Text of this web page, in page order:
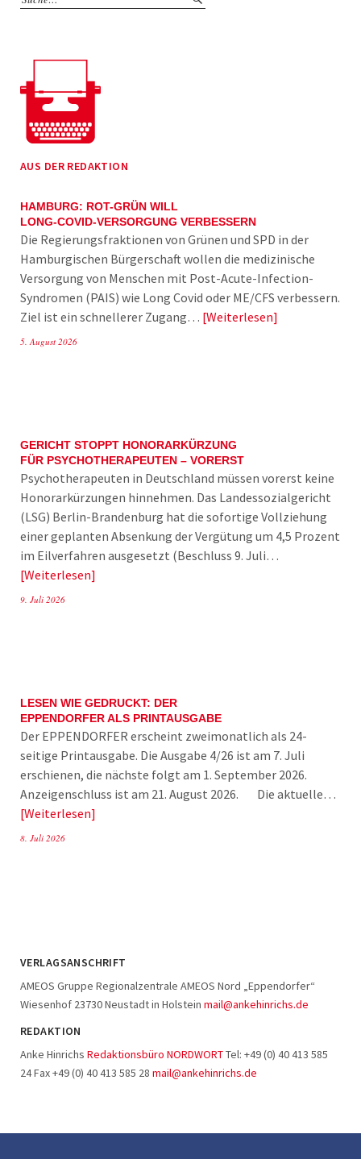
AUS DER REDAKTION
HAMBURG: ROT-GRÜN WILL
LONG-COVID-VERSORGUNG VERBESSERN
Die Regierungsfraktionen von Grünen und SPD in der
Hamburgischen Bürgerschaft wollen die medizinische
Versorgung von Menschen mit Post-Acute-Infection-
Syndromen (PAIS) wie Long Covid oder ME/CFS verbessern.
Ziel ist ein schnellerer Zugang… Weiterlesen
5. August 2026
GERICHT STOPPT HONORARKÜRZUNG
FÜR PSYCHOTHERAPEUTEN – VORERST
Psychotherapeuten in Deutschland müssen vorerst keine
Honorarkürzungen hinnehmen. Das Landessozialgericht
(LSG) Berlin-Brandenburg hat die sofortige Vollziehung
einer geplanten Absenkung der Vergütung um 4,5 Prozent
im Eilverfahren ausgesetzt (Beschluss 9. Juli…
Weiterlesen
9. Juli 2026
LESEN WIE GEDRUCKT: DER
EPPENDORFER ALS PRINTAUSGABE
Der EPPENDORFER erscheint zweimonatlich als 24-
seitige Printausgabe. Die Ausgabe 4/26 ist am 7. Juli
erschienen, die nächste folgt am 1. September 2026.
Anzeigenschluss ist am 21. August 2026. Die aktuelle…
Weiterlesen
8. Juli 2026
VERLAGSANSCHRIFT
AMEOS Gruppe Regionalzentrale AMEOS Nord „Eppendorfer“
Wiesenhof 23730 Neustadt in Holstein mail@ankehinrichs.de
REDAKTION
Anke Hinrichs Redaktionsbüro NORDWORTTel: +49 (0) 40 413 585
24 Fax +49 (0) 40 413 585 28 mail@ankehinrichs.de